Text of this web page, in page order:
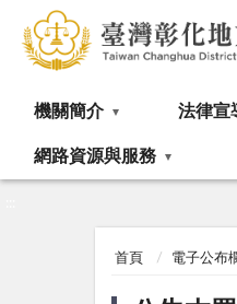
機關簡介 法律宣
網路資源與服務
首頁 電子公布